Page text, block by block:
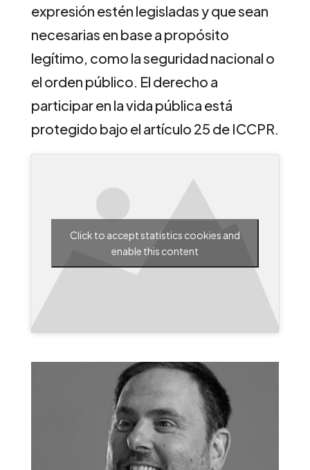
expresión estén legisladas y que sean
necesarias en base a propósito
legítimo, como la seguridad nacional o
el orden público. El derecho a
participar en la vida pública está
protegido bajo el artículo 25 de ICCPR.
Click to accept statistics cookies and
enable this content